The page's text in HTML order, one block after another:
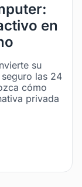
en
su
las 24
cómo
privada